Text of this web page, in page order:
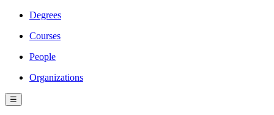
Degrees
Courses
People
Organizations
☰